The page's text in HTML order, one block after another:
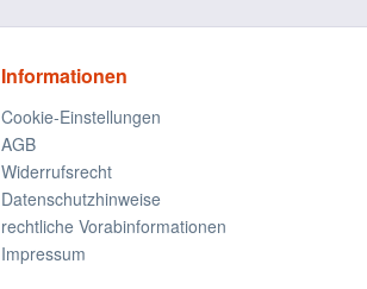
Informationen
Cookie-Einstellungen
AGB
Widerrufsrecht
Datenschutzhinweise
rechtliche Vorabinformationen
Impressum